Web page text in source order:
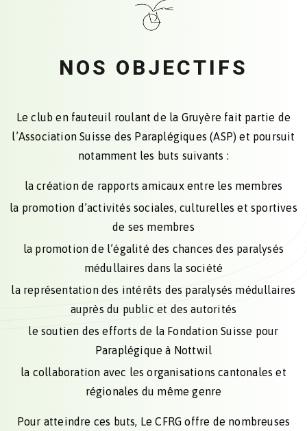
NOS OBJECTIFS
Le club en fauteuil roulant de la Gruyère fait partie de
l’Association Suisse des Paraplégiques (ASP) et poursuit
notamment les buts suivants :
la création de rapports amicaux entre les membres
la promotion d’activités sociales, culturelles et sportives
de ses membres
la promotion de l’égalité des chances des paralysés
médullaires dans la société
la représentation des intérêts des paralysés médullaires
auprès du public et des autorités
le soutien des efforts de la Fondation Suisse pour
Paraplégique à Nottwil
la collaboration avec les organisations cantonales et
régionales du même genre
Pour atteindre ces buts, Le CFRG offre de nombreuses